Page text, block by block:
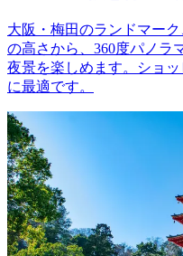
大阪・梅田のランドマー
の高さから、360度パノラ
夜景を楽しめます。ショ
に最適です。